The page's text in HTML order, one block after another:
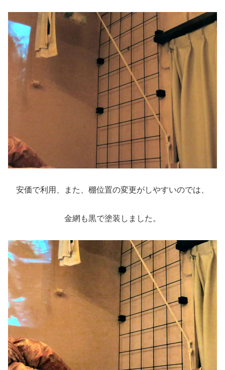
安価で利用、また、棚位置の変更がしやすいのでは、
金網も黒で塗装しました。